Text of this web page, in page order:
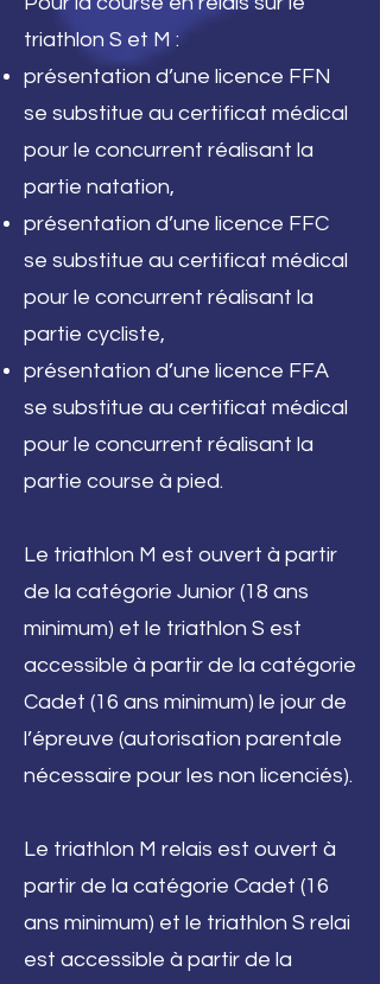
triathlon S et M :
présentation d’une licence FFN
se substitue au certificat médical
pour le concurrent réalisant la
partie natation,
présentation d’une licence FFC
se substitue au certificat médical
pour le concurrent réalisant la
partie cycliste,
présentation d’une licence FFA
se substitue au certificat médical
pour le concurrent réalisant la
partie course à pied.
Le triathlon M est ouvert à partir
de la catégorie Junior (18 ans
minimum) et le triathlon S est
accessible à partir de la catégorie
Cadet (16 ans minimum) le jour de
l’épreuve (autorisation parentale
nécessaire pour les non licenciés).
Le triathlon M relais est ouvert à
partir de la catégorie Cadet (16
ans minimum) et le triathlon S relai
est accessible à partir de la